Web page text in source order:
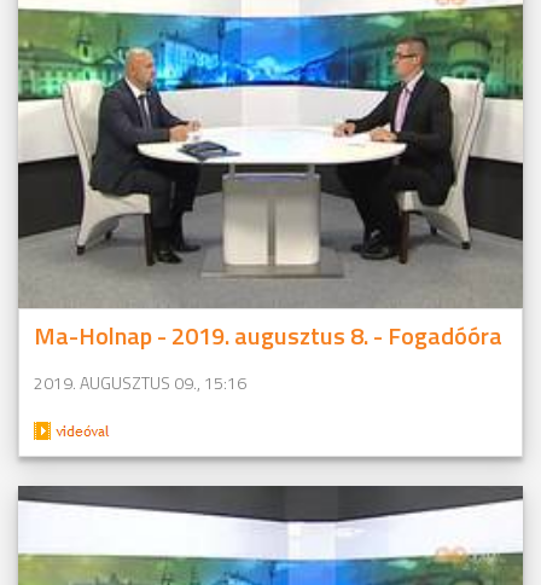
Ma-Holnap - 2019. augusztus 8. - Fogadóóra
2019. AUGUSZTUS 09., 15:16